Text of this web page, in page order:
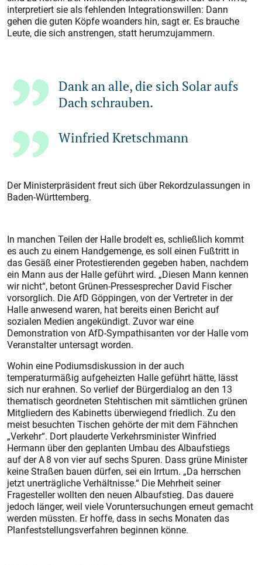
interpretiert sie als fehlenden Integrationswillen: Dann
gehen die guten Köpfe woanders hin, sagt er. Es brauche
Leute, die sich anstrengen, statt herumzujammern.
Dank an alle, die sich Solar aufs
Dach schrauben.
Winfried Kretschmann
Der Ministerpräsident freut sich über Rekordzulassungen in
Baden-Würt­temberg.
In manchen Teilen der Halle brodelt es, schließlich kommt
es auch zu einem Handgemenge, es soll einen Fußtritt in
das Gesäß einer Protestierenden gegeben haben, nachdem
ein Mann aus der Halle geführt wird. „Diesen Mann kennen
wir nicht“, betont Grünen-Pressesprecher David Fischer
vorsorglich. Die AfD Göppingen, von der Vertreter in der
Halle anwesend waren, hat bereits einen Bericht auf
sozialen Medien angekündigt. Zuvor war eine
Demonstration von AfD-Sympathisanten vor der Halle vom
Veranstalter untersagt worden.
Wohin eine Podiumsdiskussion in der auch
temperaturmäßig aufgeheizten Halle geführt hätte, lässt
sich nur erahnen. So ver­lief der Bürgerdialog an den 13
thematisch geordneten Stehtischen mit sämtlichen grünen
Mitgliedern des Kabinetts überwiegend friedlich. Zu den
meist besuchten Tischen gehörte der mit dem Fähnchen
„Verkehr“. Dort plauderte Verkehrsminister Winfried
Hermann über den geplanten Umbau des Albaufstiegs
auf der A 8 von vier auf sechs Spuren. Dass grüne Minister
keine Straßen bauen dürfen, sei ein Irrtum. „Da herrschen
jetzt unerträgliche Verhältnisse.“ Die Mehrheit seiner
Fragesteller wollten den neuen Albaufstieg. Das dauere
jedoch länger, weil viele Voruntersuchungen erneut gemacht
werden müssten. Er hoffe, dass in sechs Monaten das
Planfeststellungsverfahren beginnen könne.